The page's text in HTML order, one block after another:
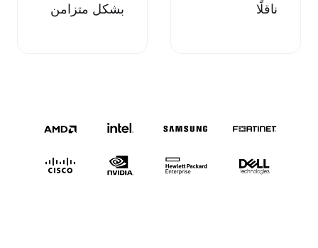
ناقلًا
بشكل متزامن